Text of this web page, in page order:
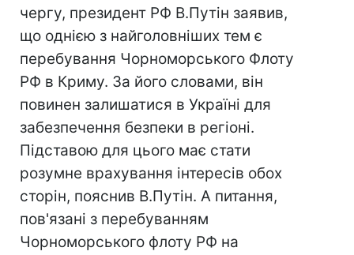
чергу, президент РФ В.Путін заявив,
що однією з найголовніших тем є
перебування Чорноморського Флоту
РФ в Криму. За його словами, він
повинен залишатися в Україні для
забезпечення безпеки в регіоні.
Підставою для цього має стати
розумне врахування інтересів обох
сторін, пояснив В.Путін. А питання,
пов'язані з перебуванням
Чорноморського флоту РФ на